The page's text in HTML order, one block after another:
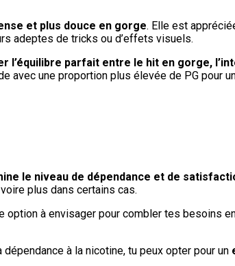
et plus douce en gorge. Elle est
adeptes de tricks ou d’effets visuels.
l’équilibre parfait entre le hit en gorge,
une proportion plus élevée de PG pour
le niveau de dépendance et de
plus dans certains cas.
option à envisager pour combler tes besoins
à la nicotine, tu peux opter pour un